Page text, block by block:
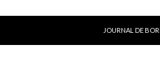
JOURNAL DE